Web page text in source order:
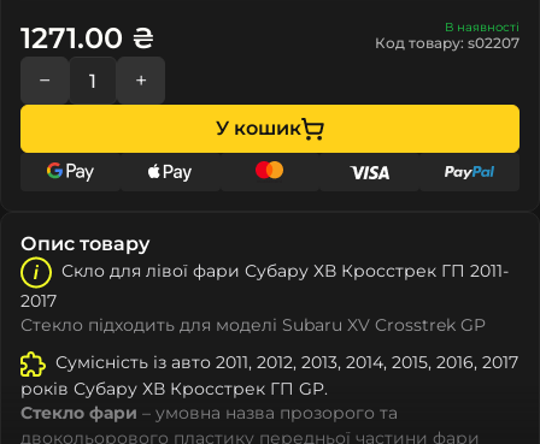
В наявності
Код товару: s02207
1271.00 ₴
− +
У кошик
Опис товару
Скло для лівої фари Субару ХВ Кросстрек ГП 2011-
2017
Стекло підходить для моделі Subaru XV Crosstrek GP
Сумісність із авто 2011, 2012, 2013, 2014, 2015, 2016, 2017
років Субару ХВ Кросстрек ГП GP.
Стекло фари – умовна назва прозорого та
двокольорового пластику передньої частини фари